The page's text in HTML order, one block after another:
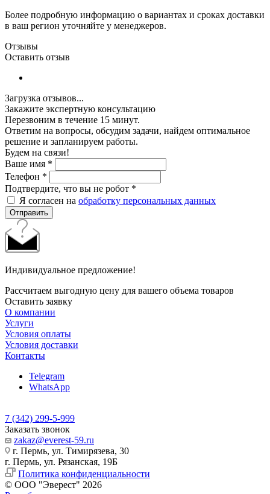
Более подробную информацию о вариантах и сроках доставки
в ваш регион уточняйте у менеджеров.
Отзывы
Оставить отзыв
Загрузка отзывов...
Закажите экспертную консультацию
Перезвоним в течение 15 минут.
Ответим на вопросы, обсудим задачи, найдем оптимальное
решение и запланируем работы.
Будем на связи!
Ваше имя *
Телефон *
Подтвердите, что вы не робот *
Я согласен на обработку персональных данных
Отправить
Индивидуальное предложение!
Рассчитаем выгодную цену для вашего объема товаров
Оставить заявку
О компании
Услуги
Условия оплаты
Условия доставки
Контакты
Telegram
WhatsApp
7 (342) 299-5-999
Заказать звонок
zakaz@everest-59.ru
г. Пермь, ул. Тимирязева, 30
г. Пермь, ул. Рязанская, 19Б
Политика конфиденциальности
© ООО "Эверест" 2026